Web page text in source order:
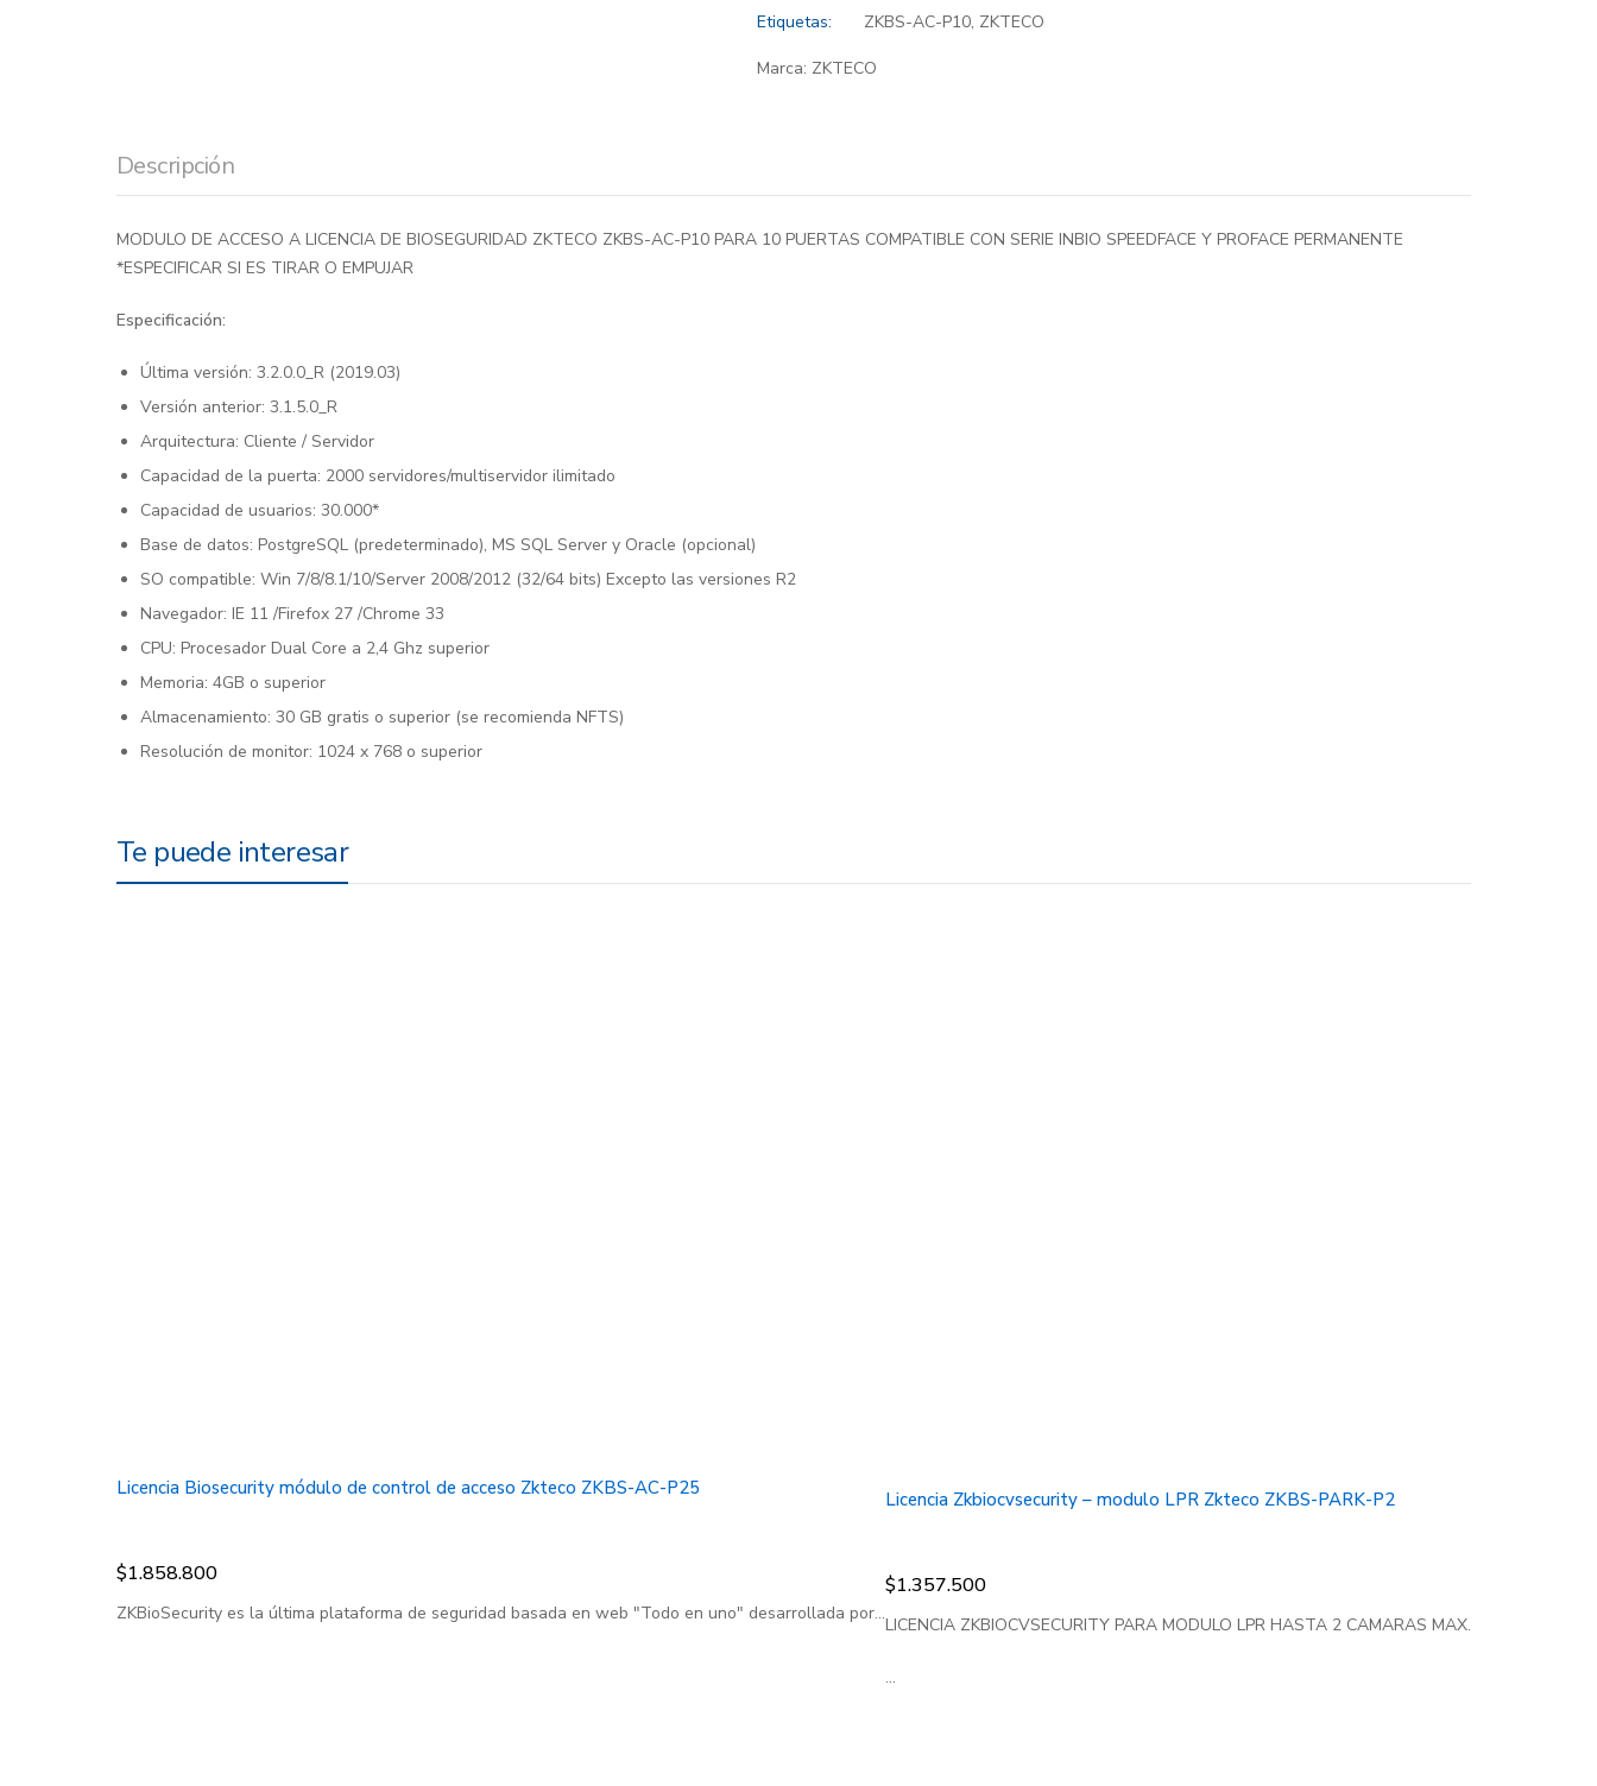
Etiquetas:
ZKBS-AC-P10, ZKTECO
Marca: ZKTECO
Descripción
MODULO DE ACCESO A LICENCIA DE BIOSEGURIDAD ZKTECO ZKBS-AC-P10 PARA 10 PUERTAS COMPATIBLE CON SERIE INBIO SPEEDFACE Y PROFACE PERMANENTE
*ESPECIFICAR SI ES TIRAR O EMPUJAR
Especificación:
Última versión: 3.2.0.0_R (2019.03)
Versión anterior: 3.1.5.0_R
Arquitectura: Cliente / Servidor
Capacidad de la puerta: 2000 servidores/multiservidor ilimitado
Capacidad de usuarios: 30.000*
Base de datos: PostgreSQL (predeterminado), MS SQL Server y Oracle (opcional)
SO compatible: Win 7/8/8.1/10/Server 2008/2012 (32/64 bits) Excepto las versiones R2
Navegador: IE 11 /Firefox 27 /Chrome 33
CPU: Procesador Dual Core a 2,4 Ghz superior
Memoria: 4GB o superior
Almacenamiento: 30 GB gratis o superior (se recomienda NFTS)
Resolución de monitor: 1024 x 768 o superior
Te puede interesar
Licencia Biosecurity módulo de control de acceso Zkteco ZKBS-AC-P25
$1.858.800
ZKBioSecurity es la última plataforma de seguridad basada en web "Todo en uno" desarrollada por...
Licencia Zkbiocvsecurity – modulo LPR Zkteco ZKBS-PARK-P2
$1.357.500
LICENCIA ZKBIOCVSECURITY PARA MODULO LPR HASTA 2 CAMARAS MAX. 5000 PLACAS
...